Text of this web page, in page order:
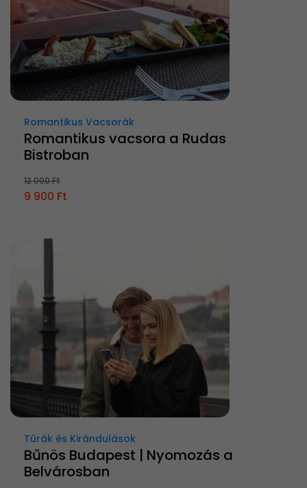
Romantikus Vacsorák
Romantikus vacsora a Rudas
Bistroban
12 000 Ft
9 900 Ft
Túrák és Kirándulások
Bűnös Budapest | Nyomozás a
Belvárosban